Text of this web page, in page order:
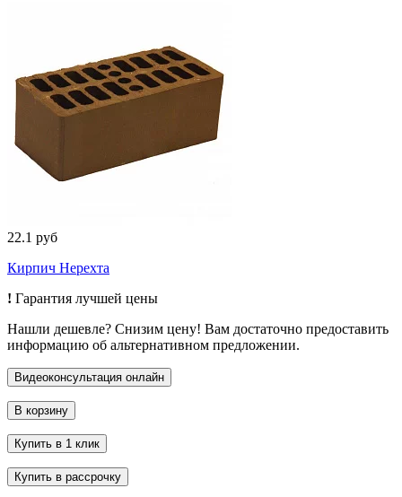
22.1 руб
Кирпич Нерехта
! Гарантия лучшей цены
Нашли дешевле? Снизим цену! Вам достаточно предоставить
информацию об альтернативном предложении.